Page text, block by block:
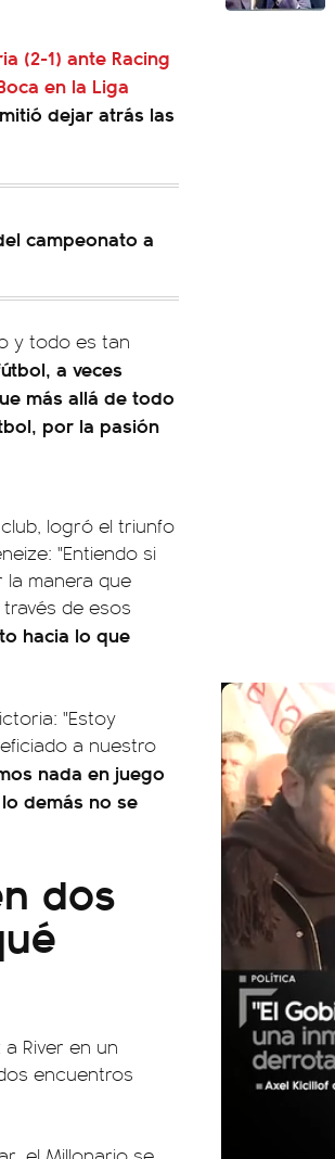
(2-1) ante Racing
en la Liga
dejar atrás las
campeonato a
y todo es tan
a veces
más allá de todo
por la pasión
logró el triunfo
"Entiendo si
manera que
de esos
hacia lo que
"Estoy
a nuestro
nada en juego
demás no se
dos
River en un
encuentros